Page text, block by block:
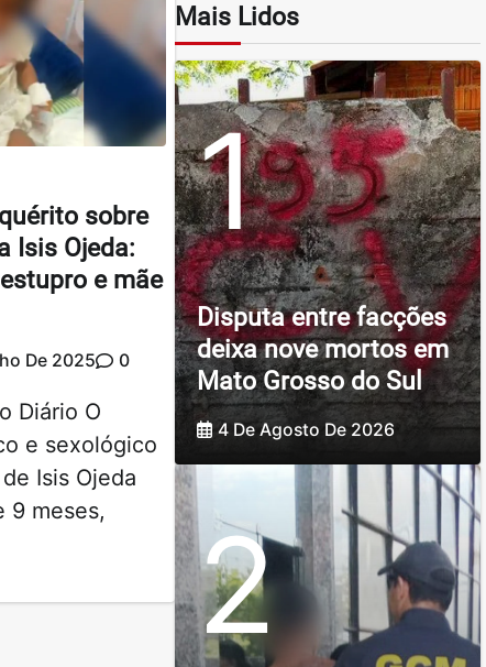
sobre
Isis Ojeda:
e mãe
De 2025 0
Diário O
e sexológico
Isis Ojeda
9 meses,
Mais Lidos
1
Disputa entre facções
deixa nove mortos em
Mato Grosso do Sul
4 De Agosto De 2026
2